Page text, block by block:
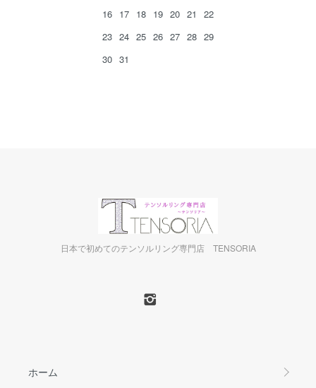
16 17 18 19 20 21
22
23 24 25 26 27 28 29
30 31
日本で初めてのテンソルリング専門店 TENSORIA
ホーム